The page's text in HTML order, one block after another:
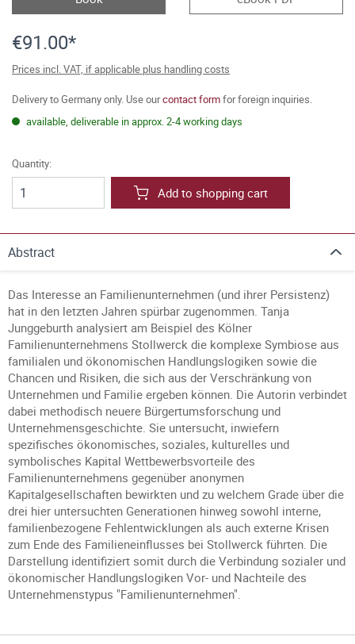
€91.00*
Prices incl. VAT, if applicable plus handling costs
Delivery to Germany only. Use ourcontact formfor foreign inquiries.
available, deliverable in approx. 2-4 working days
Quantity:
Add to shopping cart
Abstract
Das Interesse an Familienunternehmen (und ihrer Persistenz)
hat in den letzten Jahren spürbar zugenommen. Tanja
Junggeburth analysiert am Beispiel des Kölner
Familienunternehmens Stollwerck die komplexe Symbiose aus
familialen und ökonomischen Handlungslogiken sowie die
Chancen und Risiken, die sich aus der Verschränkung von
Unternehmen und Familie ergeben können. Die Autorin verbindet
dabei methodisch neuere Bürgertumsforschung und
Unternehmensgeschichte. Sie untersucht, inwiefern
spezifisches ökonomisches, soziales, kulturelles und
symbolisches Kapital Wettbewerbsvorteile des
Familienunternehmens gegenüber anonymen
Kapitalgesellschaften bewirkten und zu welchem Grade über die
drei hier untersuchten Generationen hinweg sowohl interne,
familienbezogene Fehlentwicklungen als auch externe Krisen
zum Ende des Familieneinflusses bei Stollwerck führten. Die
Darstellung identifiziert somit durch die Verbindung sozialer und
ökonomischer Handlungslogiken Vor- und Nachteile des
Unternehmenstypus "Familienunternehmen".